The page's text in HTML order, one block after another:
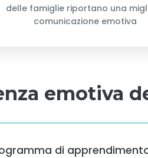
delle famiglie riportano una
comunicazione emotiva
emotiva
di